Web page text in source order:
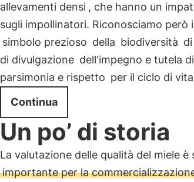
allevamenti densi , che hanno un
sugli impollinatori. Riconosciamo però
simbolo prezioso della biodiversità
di divulgazione dell'impegno e tutela
parsimonia e rispetto per il ciclo di
Continua
Un po’ di storia
La valutazione delle qualità del miele
importante per la